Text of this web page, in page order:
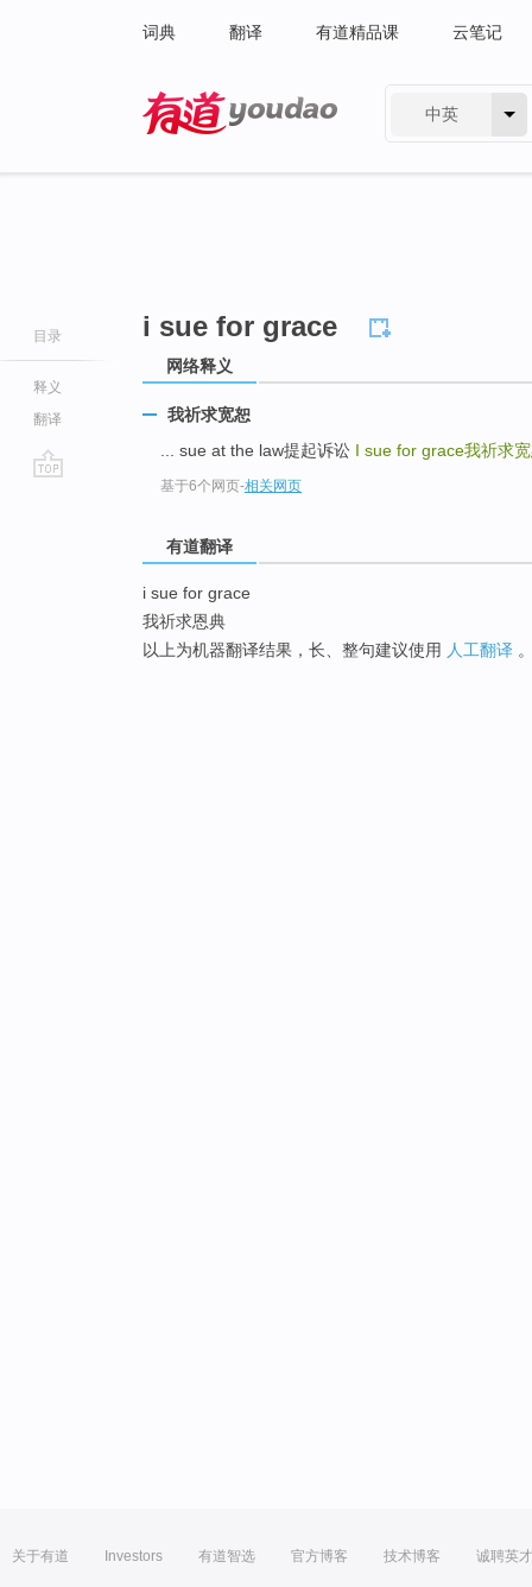
词典 翻译 有道精品课 云笔记
中英
目录
释义
翻译
i sue for grace
网络释义
我祈求宽恕
... sue at the law提起诉讼 I sue for grace我祈求
基于6个网页-相关网页
有道翻译
i sue for grace
我祈求恩典
以上为机器翻译结果，长、整句建议使用 人工翻译
关于有道 Investors 有道智选 官方博客 技术博客 诚聘英才